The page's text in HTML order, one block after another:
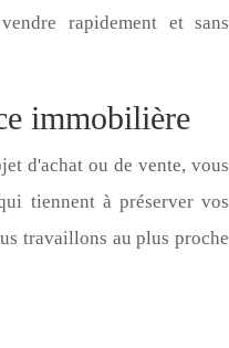
rapidement et sans
immobilière
d'achat ou de vente, vous
tiennent à préserver vos
travaillons au plus proche